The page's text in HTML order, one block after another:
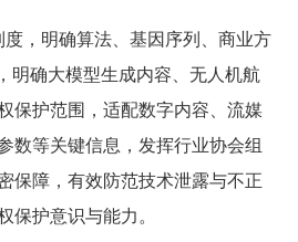
，明确算法、基因序列、商业方
明确大模型生成内容、无人机航
保护范围，适配数字内容、流媒
数等关键信息，发挥行业协会组
保障，有效防范技术泄露与不正
保护意识与能力。